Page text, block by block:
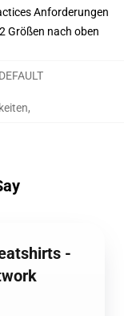
Anforderungen
Größen nach oben
,
-